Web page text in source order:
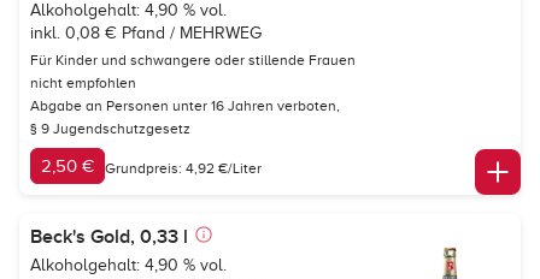
Alkoholgehalt: 4,90 % vol.
inkl. 0,08 € Pfand / MEHRWEG
Für Kinder und schwangere oder stillende Frauen
nicht empfohlen
Abgabe an Personen unter 16 Jahren verboten,
§ 9 Jugendschutzgesetz
2,50 € Grundpreis: 4,92 €/Liter
Beck's Gold, 0,33 l
Alkoholgehalt: 4,90 % vol.